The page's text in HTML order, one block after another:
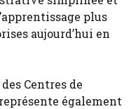
plus
aujourd’hui en
Centres de
également